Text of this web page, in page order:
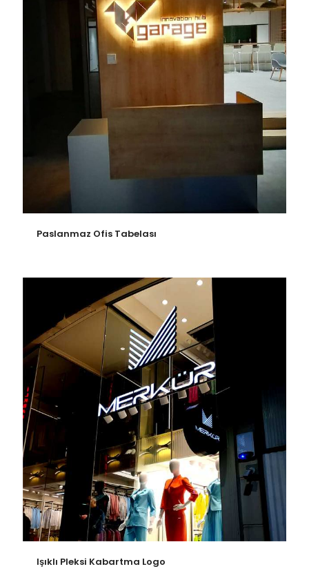
Paslanmaz Ofis Tabelası
Işıklı Pleksi Kabartma Logo